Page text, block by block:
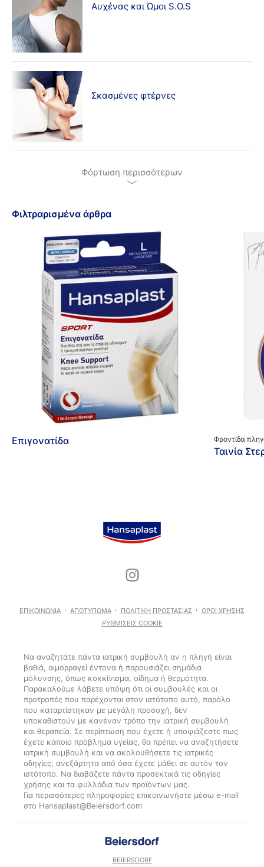
Αυχένας και Ώμοι S.O.S
Σκασμένες φτέρνες
Φόρτωση περισσότερων
Φιλτραρισμένα άρθρα
Επιγονατίδα Φροντίδα
Ταινία
ΕΠΙΚΟΙΝΩΝΊΑ ΑΠΟΤΎΠΩΜΑ ΠΟΛΙΤΙΚΉ ΠΡΟΣΤΑΣΊΑΣ
ΌΡΟΙ ΧΡΉΣΗΣ
ΡΥΘΜΊΣΕΙΣ COOKIE
Να αναζητάτε πάντα ιατρική συμβουλή αν η πληγή είναι
βαθιά, αιμορραγεί έντονα ή παρουσιάζει σημάδια
μόλυνσης, όπως κοκκίνισμα, οίδημα ή θερμότητα.
Παρακαλούμε λάβετε υπόψη ότι οι συμβουλές και οι
προτροπές που παρέχονται στον ιστότοπο αυτό, παρόλο
που καταρτίστηκαν με μεγάλη προσοχή, δεν
υποκαθιστούν με κανέναν τρόπο την ιατρική συμβουλή
και θεραπεία. Σε περίπτωση που έχετε ή υποψιάζεστε πως
έχετε κάποιο πρόβλημα υγείας, θα πρέπει να αναζητήσετε
ιατρική συμβουλή και να ακολουθήσετε τις ιατρικές
οδηγίες, ανεξάρτητα από όσα έχετε μάθει σε αυτόν τον
ιστότοπο. Να διαβάζετε πάντα προσεκτικά τις οδηγίες
χρήσης και τα φυλλάδια των προϊόντων μας.
Για περισσότερες πληροφορίες επικοινωνήστε μέσω e-mail
BEIERSDORF